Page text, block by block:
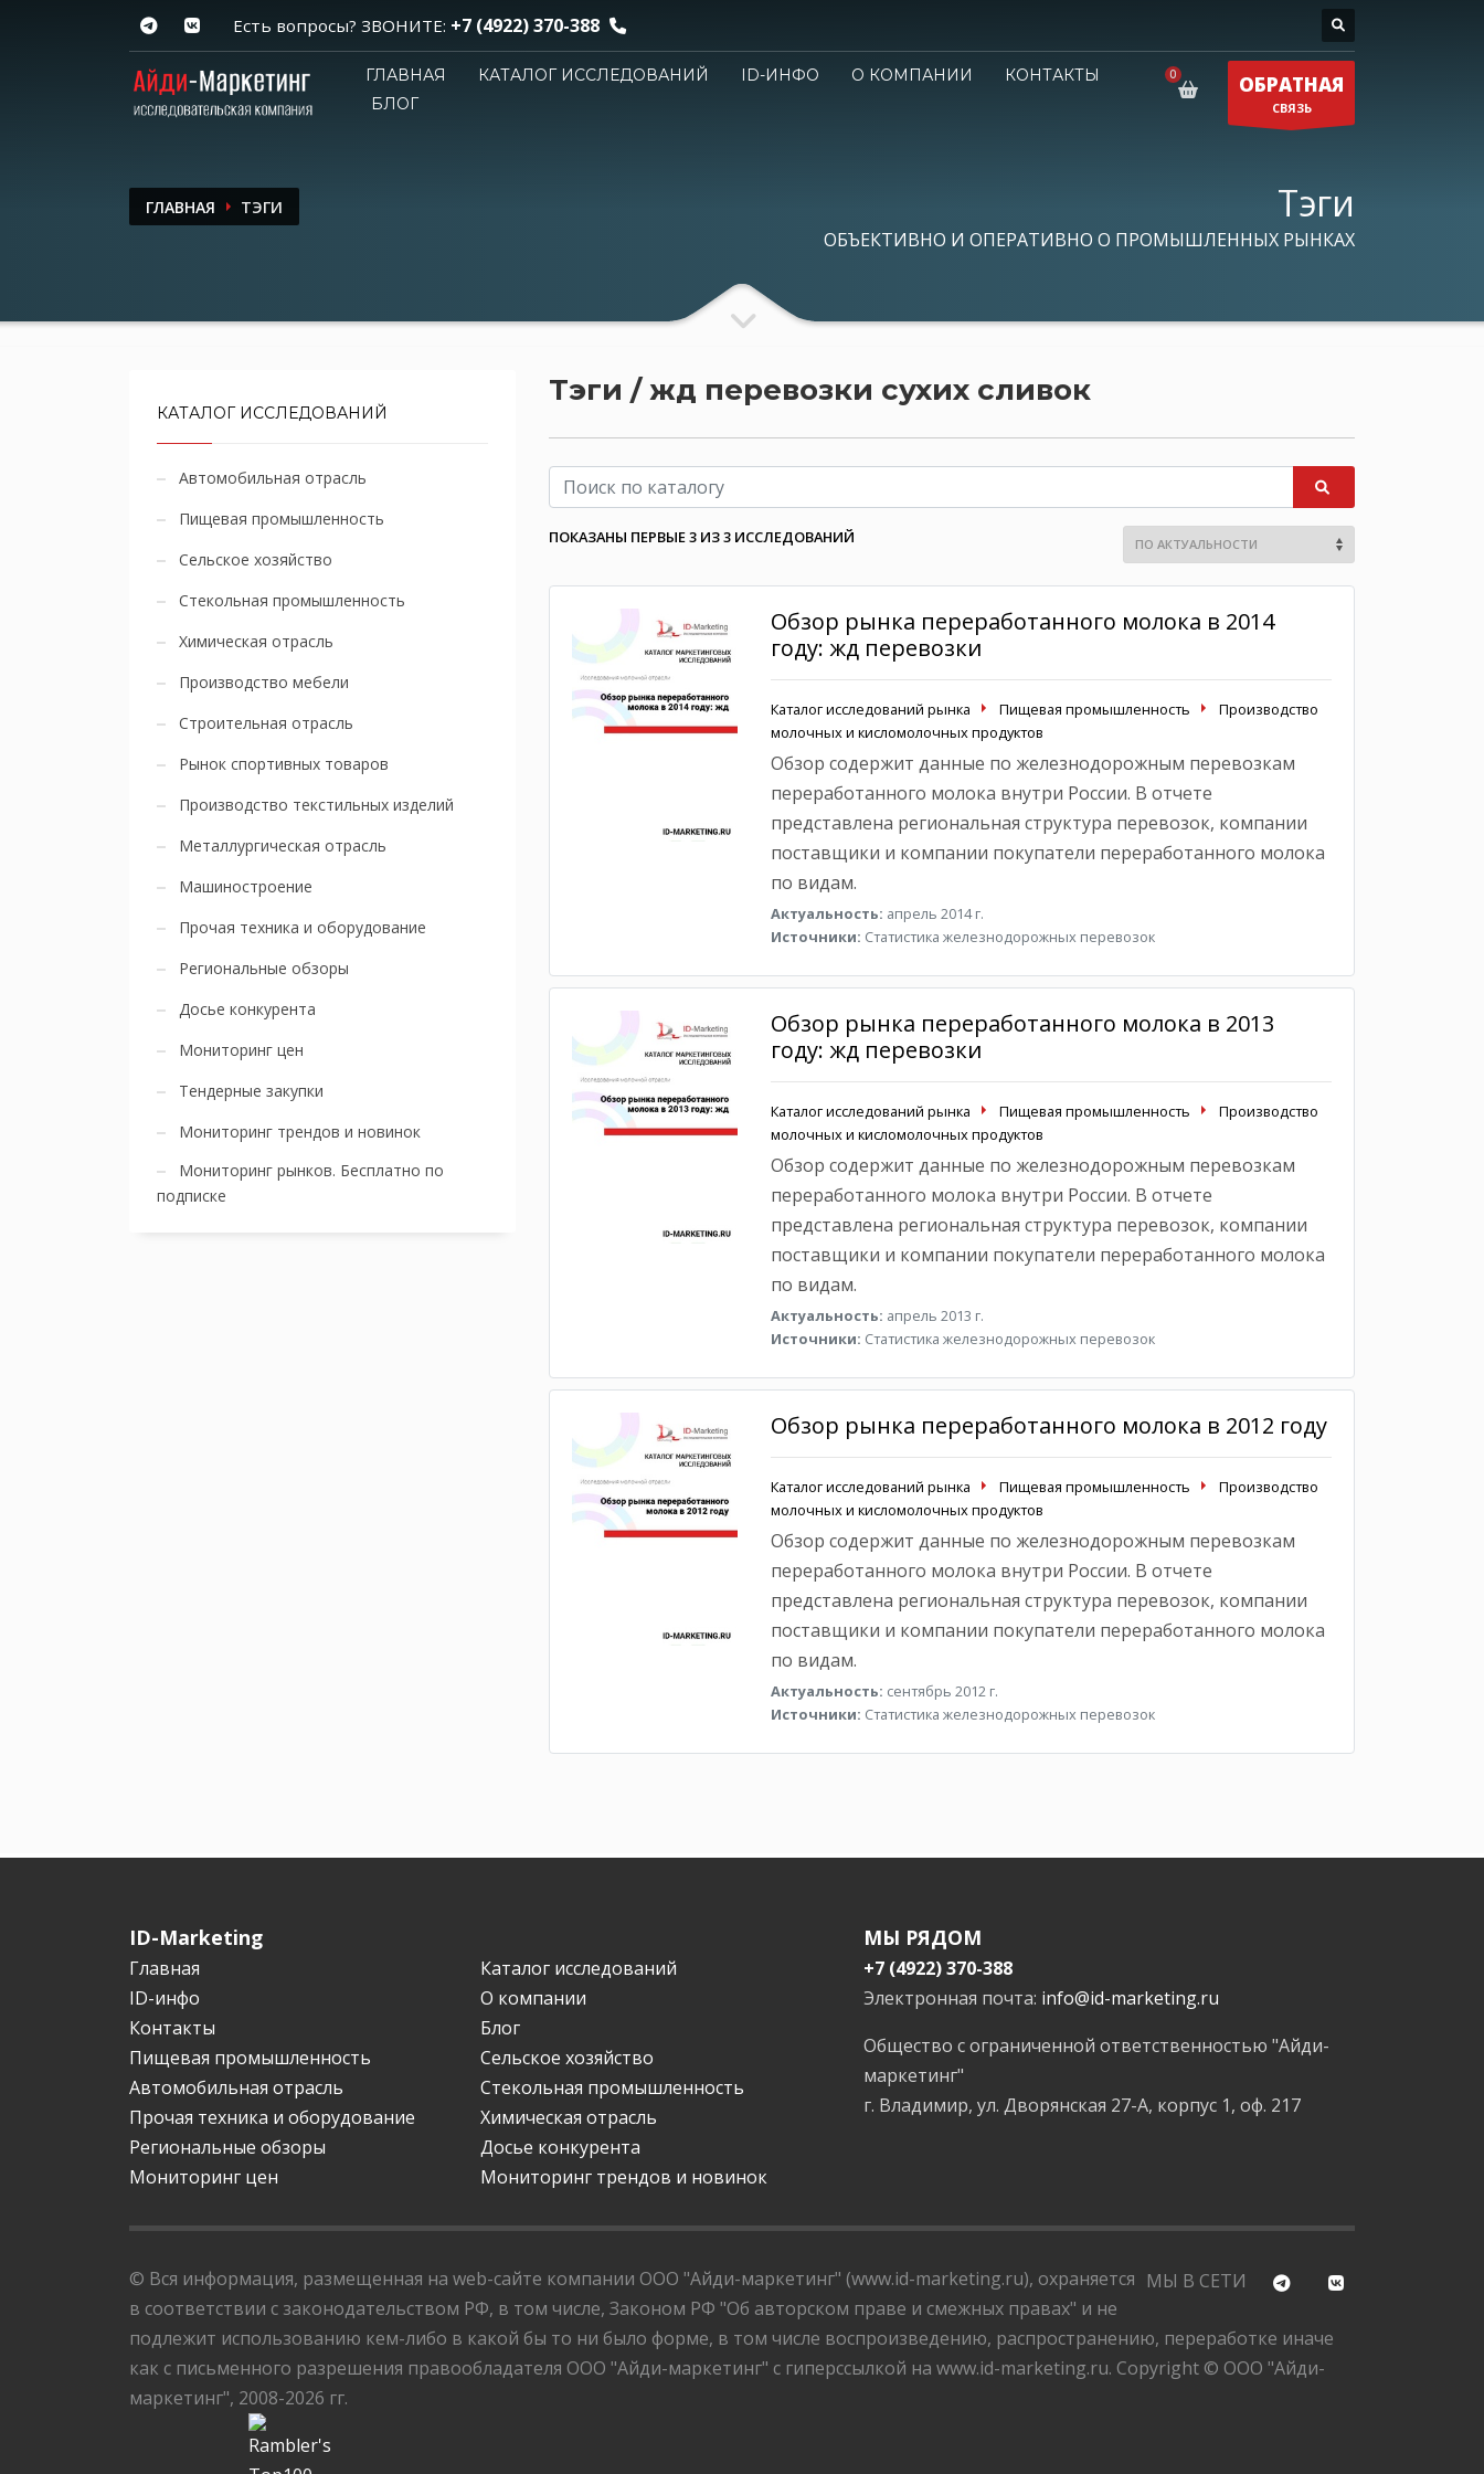
Есть вопросы? ЗВОНИТЕ: +7 (4922) 370-388
ГЛАВНАЯ КАТАЛОГ ИССЛЕДОВАНИЙ ID-ИНФО О КОМПАНИИ
КОНТАКТЫ
БЛОГ
ОБРАТНАЯ
СВЯЗЬ
ГЛАВНАЯ ТЭГИ Тэги
ОБЪЕКТИВНО И ОПЕРАТИВНО О ПРОМЫШЛЕННЫХ РЫНКАХ
Тэги / жд перевозки сухих сливок
ПОКАЗАНЫ ПЕРВЫЕ 3 ИЗ 3 ИССЛЕДОВАНИЙ
Обзор рынка переработанного молока в 2014
году: жд перевозки
Каталог исследований рынка Пищевая промышленность
Производство
молочных и кисломолочных продуктов
Обзор содержит данные по железнодорожным перевозкам
переработанного молока внутри России. В отчете
представлена региональная структура перевозок, компании
поставщики и компании покупатели переработанного молока
по видам.
Актуальность: апрель 2014 г.
Источники: Статистика железнодорожных перевозок
Обзор рынка переработанного молока в 2013
году: жд перевозки
Каталог исследований рынка Пищевая промышленность
Производство
молочных и кисломолочных продуктов
Обзор содержит данные по железнодорожным перевозкам
переработанного молока внутри России. В отчете
представлена региональная структура перевозок, компании
поставщики и компании покупатели переработанного молока
по видам.
Актуальность: апрель 2013 г.
Источники: Статистика железнодорожных перевозок
Обзор рынка переработанного молока в 2012 году
Каталог исследований рынка Пищевая промышленность
Производство
молочных и кисломолочных продуктов
Обзор содержит данные по железнодорожным перевозкам
переработанного молока внутри России. В отчете
представлена региональная структура перевозок, компании
поставщики и компании покупатели переработанного молока
по видам.
Актуальность: сентябрь 2012 г.
Источники: Статистика железнодорожных перевозок
КАТАЛОГ ИССЛЕДОВАНИЙ
Автомобильная отрасль
Пищевая промышленность
Сельское хозяйство
Стекольная промышленность
Химическая отрасль
Производство мебели
Строительная отрасль
Рынок спортивных товаров
Производство текстильных изделий
Металлургическая отрасль
Машиностроение
Прочая техника и оборудование
Региональные обзоры
Досье конкурента
Мониторинг цен
Тендерные закупки
Мониторинг трендов и новинок
Мониторинг рынков. Бесплатно по
подписке
ID-Marketing
Главная
Каталог исследований
ID-инфо
О компании
Контакты
Блог
Пищевая промышленность
Сельское хозяйство
Автомобильная отрасль
Стекольная промышленность
Прочая техника и оборудование
Химическая отрасль
Региональные обзоры
Досье конкурента
Мониторинг цен
Мониторинг трендов и новинок
МЫ РЯДОМ
+7 (4922) 370-388
Электронная почта: info@id-marketing.ru
Общество с ограниченной ответственностью "Айди-
маркетинг"
г. Владимир, ул. Дворянская 27-А, корпус 1, оф. 217
МЫ В СЕТИ
© Вся информация, размещенная на web-сайте компании ООО "Айди-маркетинг" (www.id-marketing.ru), охраняется
в соответствии с законодательством РФ, в том числе, Законом РФ "Об авторском праве и смежных правах" и не
подлежит использованию кем-либо в какой бы то ни было форме, в том числе воспроизведению, распространению, переработке иначе
как с письменного разрешения правообладателя ООО "Айди-маркетинг" с гиперссылкой на www.id-marketing.ru. Copyright © ООО "Айди-
маркетинг", 2008-2026 гг.